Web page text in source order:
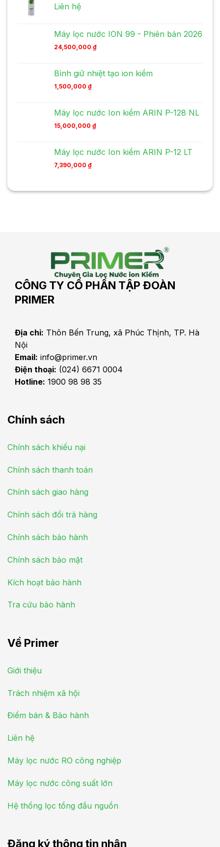
Liên hệ
Máy lọc nước ION 99 - Phiên bản 2026
24,500,000 ₫
Bình giữ nhiệt tạo ion kiềm
1,500,000 ₫
Máy lọc nước Ion kiềm ARIN P-128 NL
15,000,000 ₫
Máy lọc nước Ion kiềm ARIN P-12 LT
7,390,000 ₫
CÔNG TY CỔ PHẦN TẬP ĐOÀN
PRIMER
Địa chỉ: Thôn Bến Trung, xã Phúc Thịnh, TP. Hà
Nội
Email: info@primer.vn
Điện thoại: (024) 6671 0004
Hotline: 1900 98 98 35
Chính sách
Chính sách khiếu nại
Chính sách thanh toán
Chính sách giao hàng
Chính sách đổi trả hàng
Chính sách bảo hành
Chính sách bảo mật
Kích hoạt bảo hành
Tra cứu bảo hành
Về Primer
Giới thiệu
Trách nhiệm xã hội
Điểm bán & Bảo hành
Liên hệ
Máy lọc nước RO công nghiệp
Máy lọc nước công suất lớn
Hệ thống lọc tổng đầu nguồn
Đăng ký thông tin nhận